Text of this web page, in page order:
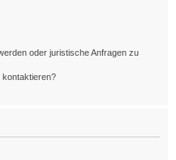
oder juristische Anfragen zu
kontaktieren?